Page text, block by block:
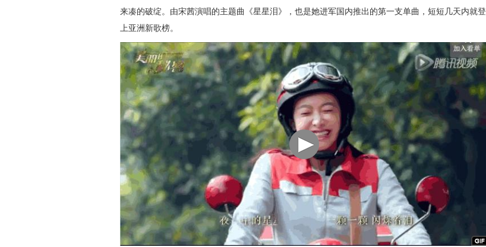
来凑的破绽。由宋茜演唱的主题曲《星星泪》，也是她进军国内推出的第一支单曲，短短几天内就登
上亚洲新歌榜。